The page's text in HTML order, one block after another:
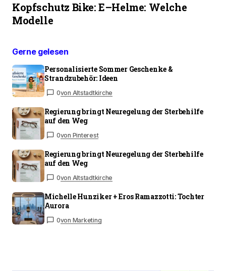
Kopfschutz Bike: E–Helme: Welche
Modelle
Gerne gelesen
Personalisierte Sommer Geschenke &
Strandzubehör: Ideen
0von Altstadtkirche
Regierung bringt Neuregelung der Sterbehilfe
auf den Weg
0von Pinterest
Regierung bringt Neuregelung der Sterbehilfe
auf den Weg
0von Altstadtkirche
Michelle Hunziker + Eros Ramazzotti: Tochter
Aurora
0von Marketing